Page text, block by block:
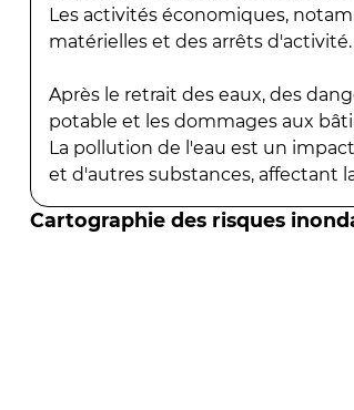
Les activités économiques,
matérielles et des arrêts d'activité.
Après le retrait des eaux, des
potable et les dommages aux
La pollution de l'eau est un
et d'autres substances, affectant
Cartographie des risques